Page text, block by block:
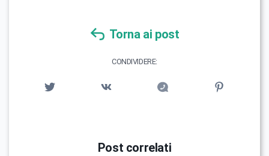
Torna ai post
CONDIVIDERE:
Post correlati